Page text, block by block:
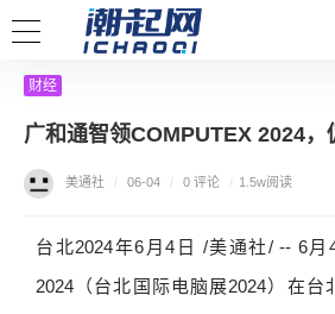
财经
广和通智领COMPUTEX 2024，
美通社 / 06-04 / 0 评论 / 1.5w阅读
台北2024年6月4日 /美通社/ -- 6月
2024（台北国际电脑展2024）在台